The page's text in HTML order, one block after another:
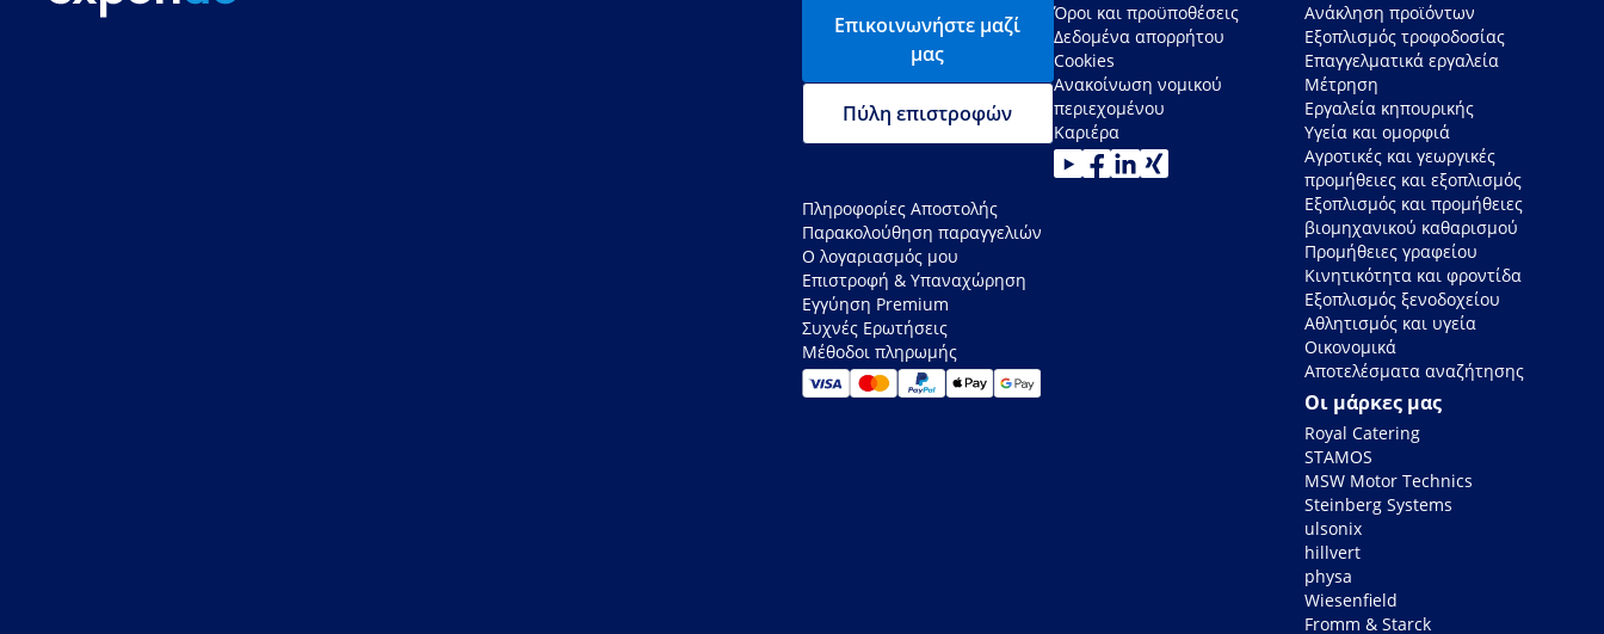
Επικοινωνήστε μαζί
μας
Πύλη επιστροφών
Πληροφορίες Αποστολής
Παρακολούθηση παραγγελιών
Ο λογαριασμός μου
Επιστροφή & Υπαναχώρηση
Εγγύηση Premium
Συχνές Ερωτήσεις
Μέθοδοι πληρωμής
Όροι και προϋποθέσεις
Δεδομένα απορρήτου
Cookies
Ανακοίνωση νομικού
περιεχομένου
Καριέρα
Ανάκληση προϊόντων
Εξοπλισμός τροφοδοσίας
Επαγγελματικά εργαλεία
Μέτρηση
Εργαλεία κηπουρικής
Υγεία και ομορφιά
Αγροτικές και γεωργικές
προμήθειες και εξοπλισμός
Εξοπλισμός και προμήθειες
βιομηχανικού καθαρισμού
Προμήθειες γραφείου
Κινητικότητα και φροντίδα
Εξοπλισμός ξενοδοχείου
Αθλητισμός και υγεία
Οικονομικά
Αποτελέσματα αναζήτησης
Οι μάρκες μας
Royal Catering
STAMOS
MSW Motor Technics
Steinberg Systems
ulsonix
hillvert
physa
Wiesenfield
Fromm & Starck